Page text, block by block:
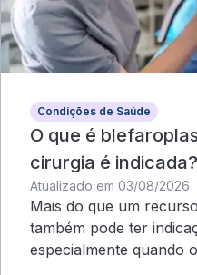
Condições de Saúde
O que é
cirurgia é indicada?
Atualizado em 03/08/2026
Mais do que um
também pode ter
especialmente quando